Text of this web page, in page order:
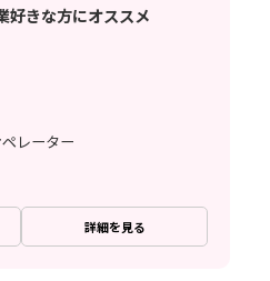
好きな方にオススメ
レーター
詳細を見る